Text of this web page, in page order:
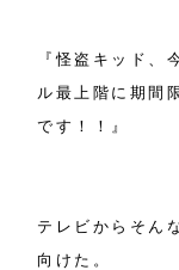
『怪盗キッド、
ル最上階に期間
です！！』
テレビからそん
向けた。